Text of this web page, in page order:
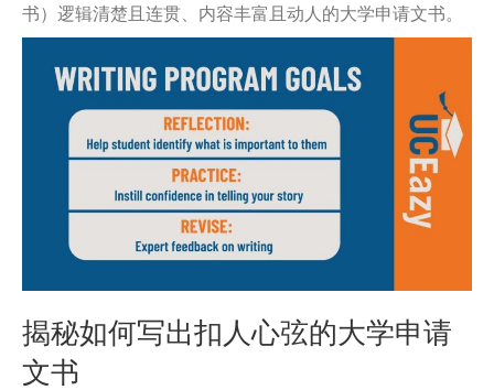
书）逻辑清楚且连贯、内容丰富且动人的大学申请文书。
揭秘如何写出扣人心弦的大学申请
文书